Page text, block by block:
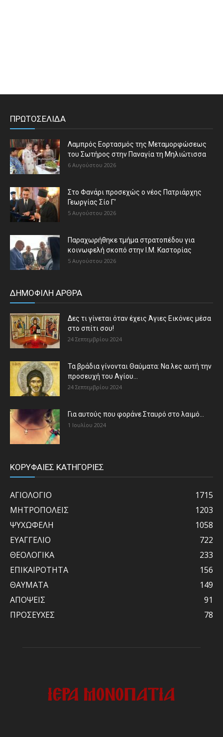
ΠΡΩΤΟΣΕΛΙΔΑ
Λαμπρός Εορτασμός της Μεταμορφώσεως
του Σωτήρος στην Παναγία τη Μηλιώτισσα
6 Αυγούστου 2026
Στο Φανάρι προσεχώς ο νέος Πατριάρχης
Γεωργίας Σίο Γ’
5 Αυγούστου 2026
Παραχωρήθηκε τμήμα στρατοπέδου για
κοινωφελή σκοπό στην Ι.Μ. Καστορίας
5 Αυγούστου 2026
ΔΗΜΟΦΙΛΗ ΑΡΘΡΑ
Δες τι γίνεται όταν έχεις Άγιες Εικόνες μέσα
στο σπίτι σου!
24 Σεπτεμβρίου 2024
Τα βράδια γίνονται Θαύματα: Να λες αυτή την
προσευχή του Αγίου...
24 Σεπτεμβρίου 2024
Για αυτούς που φοράνε Σταυρό στο λαιμό…
1 Ιουλίου 2024
ΚΟΡΥΦΑΙΕΣ ΚΑΤΗΓΟΡΙΕΣ
ΑΓΙΟΛΟΓΙΟ
1715
ΜΗΤΡΟΠΟΛΕΙΣ
1203
ΨΥΧΩΦΕΛΗ
1058
ΕΥΑΓΓΕΛΙΟ
722
ΘΕΟΛΟΓΙΚΑ
233
ΕΠΙΚΑΙΡΟΤΗΤΑ
156
ΘΑΥΜΑΤΑ
149
ΑΠΟΨΕΙΣ
91
ΠΡΟΣΕΥΧΕΣ
78